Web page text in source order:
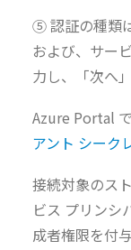
⑤ 認証の種類
および、サー
力し、「次へ
Azure Portal で
アント シーク
接続対象のス
ビス プリンシ
成者権限を付